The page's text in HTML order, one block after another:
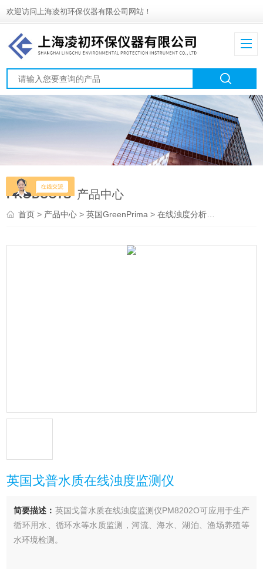
欢迎访问上海凌初环保仪器有限公司网站！
PRODUCTS 产品中心
首页> 产品中心 >英国GreenPrima >在线浊度分析仪
英国戈普水质在线浊度监测仪
简要描述： 英国戈普水质在线浊度监测仪PM8202O可应用于生产
循环用水、循环水等水质监测，河流、海水、湖泊、渔场养殖等
水环境检测。